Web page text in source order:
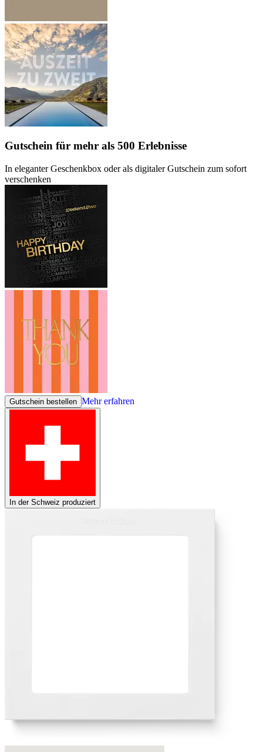
Gutschein für mehr als 500 Erlebnisse
In eleganter Geschenkbox oder als digitaler Gutschein zum sofort
verschenken
Gutschein bestellen Mehr erfahren
In der Schweiz produziert